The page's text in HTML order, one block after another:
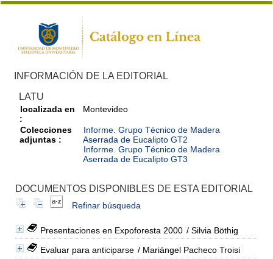
INFORMACIÓN DE LA EDITORIAL
LATU
localizada en
:
Montevideo
Colecciones
adjuntas :
Informe. Grupo Técnico de Madera
Aserrada de Eucalipto GT2
Informe. Grupo Técnico de Madera
Aserrada de Eucalipto GT3
DOCUMENTOS DISPONIBLES DE ESTA EDITORIAL
Refinar búsqueda
Presentaciones en Expoforesta 2000 / Silvia Böthig
Evaluar para anticiparse / Mariángel Pacheco Troisi